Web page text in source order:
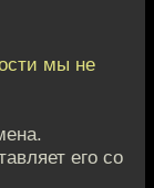
мы не
его со